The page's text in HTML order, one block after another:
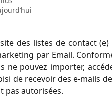
des listes de contact
par Email.
ne pouvez importer,
de recevoir des e-mails
pas autorisées.